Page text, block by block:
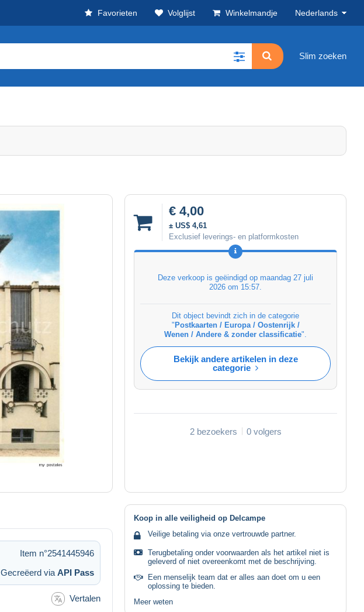
Favorieten Volglijst Winkelmandje Nederlands
Slim zoeken
€ 4,00
± US$ 4,61
Exclusief leverings- en platformkosten
Deze verkoop is geëindigd op maandag 27 juli
2026 om 15:57
Dit object bevindt zich in de categorie
" Postkaarten / Europa / Oostenrijk /
Wenen / Andere & zonder classificatie".
Bekijk andere artikelen in deze
categorie
2 bezoekers 0 volgers
Item n°2541445946
Gecreëerd via API Pass
Vertalen
Koop in alle veiligheid op Delcampe
Veilige betaling via onze vertrouwde partner.
Terugbetaling onder voorwaarden als het artikel niet is
geleverd of niet overeenkomt met de beschrijving.
Een menselijk team dat er alles aan doet om u een
oplossing te bieden.
Meer weten